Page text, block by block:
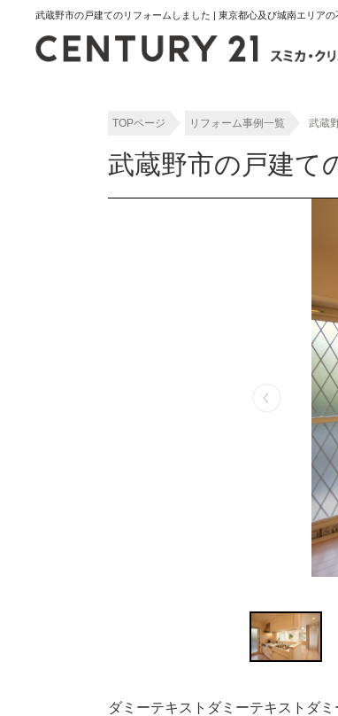
武蔵野市の戸建てのリフォームしました | 東京都心及び城南エリア
TOPページ リフォーム事例一覧 武蔵
武蔵野市の戸建て
ダミーテキストダミーテキストダ